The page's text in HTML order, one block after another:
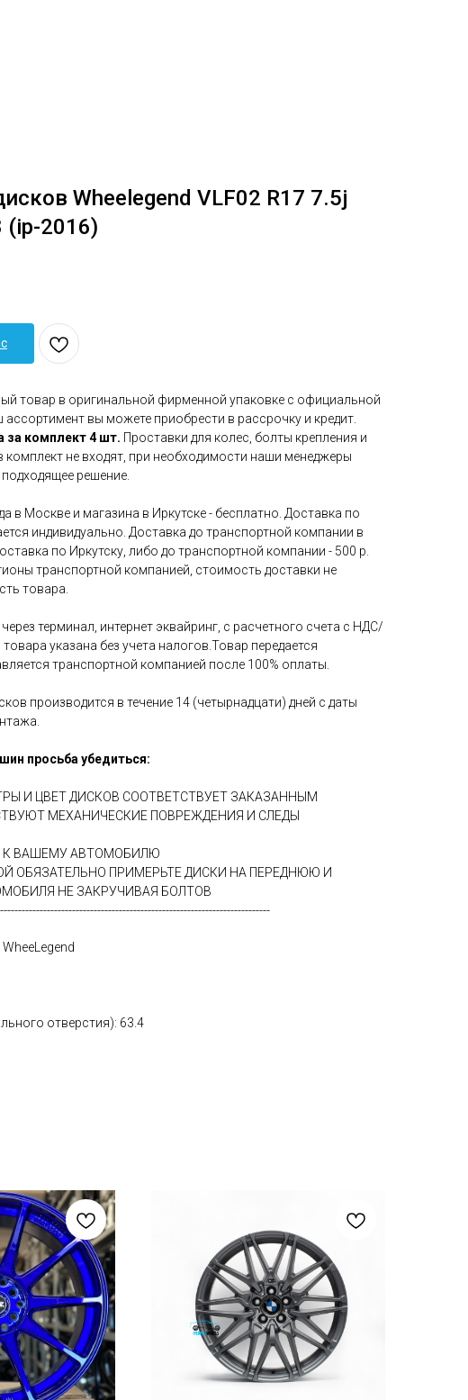
Wheelegend VLF02 R17 7.5j
(ip-2016)
товар в оригинальной фирменной упаковке с официальной
ассортимент вы можете приобрести в рассрочку и кредит.
за комплект 4 шт. Проставки для колес, болты крепления и
комплект не входят, при необходимости наши менеджеры
решение.
в Москве и магазина в Иркутске - бесплатно. Доставка по
индивидуально. Доставка до транспортной компании в
по Иркутску, либо до транспортной компании - 500 р.
транспортной компанией, стоимость доставки не
товара.
терминал, интернет эквайринг, с расчетного счета с НДС/
указана без учета налогов.Товар передается
транспортной компанией после 100% оплаты.
производится в течение 14 (четырнадцати) дней с даты
просьба убедиться:
И ЦВЕТ ДИСКОВ СООТВЕТСТВУЕТ ЗАКАЗАННЫМ
МЕХАНИЧЕСКИЕ ПОВРЕЖДЕНИЯ И СЛЕДЫ
К ВАШЕМУ АВТОМОБИЛЮ
ОБЯЗАТЕЛЬНО ПРИМЕРЬТЕ ДИСКИ НА ПЕРЕДНЮЮ И
НЕ ЗАКРУЧИВАЯ БОЛТОВ
отверстия): 63.4